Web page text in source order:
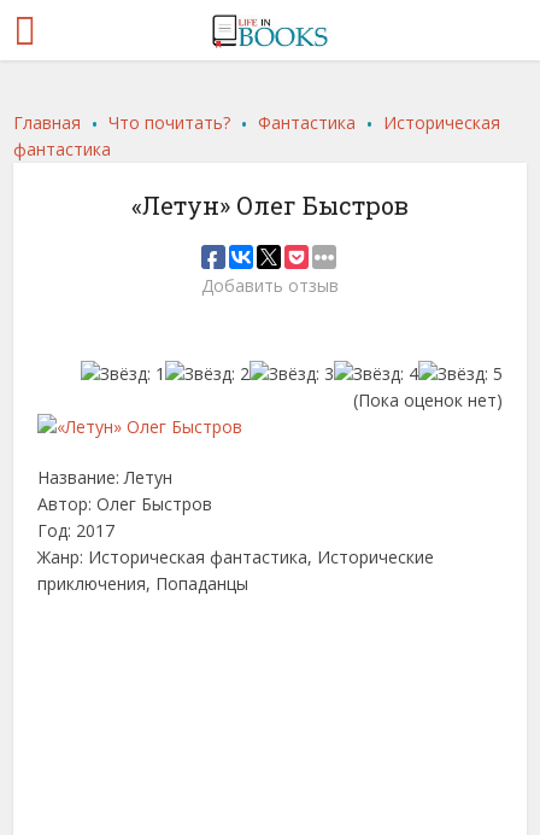
Главная .Что почитать? .Фантастика . Историческая
фантастика
«Летун» Олег Быстров
Добавить отзыв
(Пока оценок нет)
Название: Летун
Автор: Олег Быстров
Год: 2017
Жанр: Историческая фантастика, Исторические
приключения, Попаданцы